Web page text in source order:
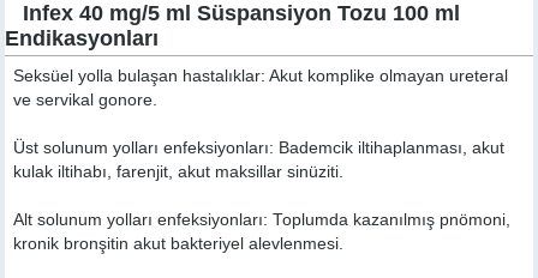
Infex 40 mg/5 ml Süspansiyon Tozu 100 ml
Endikasyonları
Seksüel yolla bulaşan hastalıklar: Akut komplike olmayan ureteral
ve servikal gonore.
Üst solunum yolları enfeksiyonları: Bademcik iltihaplanması, akut
kulak iltihabı, farenjit, akut maksillar sinüziti.
Alt solunum yolları enfeksiyonları: Toplumda kazanılmış pnömoni,
kronik bronşitin akut bakteriyel alevlenmesi.